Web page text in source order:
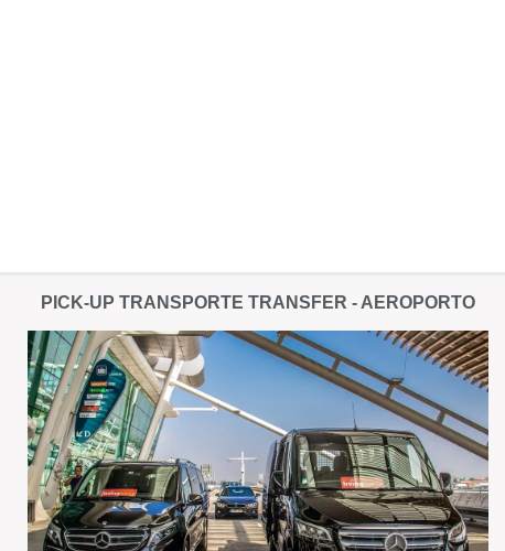
PICK-UP TRANSPORTE TRANSFER - AEROPORTO